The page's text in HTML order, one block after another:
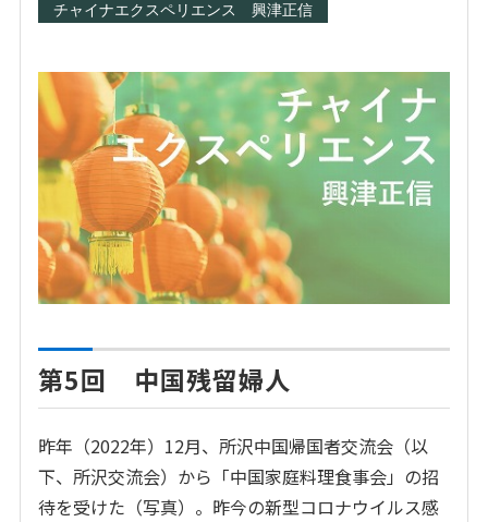
チャイナエクスペリエンス 興津正信
第5回 中国残留婦人
昨年（2022年）12月、所沢中国帰国者交流会（以
下、所沢交流会）から「中国家庭料理食事会」の招
待を受けた（写真）。昨今の新型コロナウイルス感